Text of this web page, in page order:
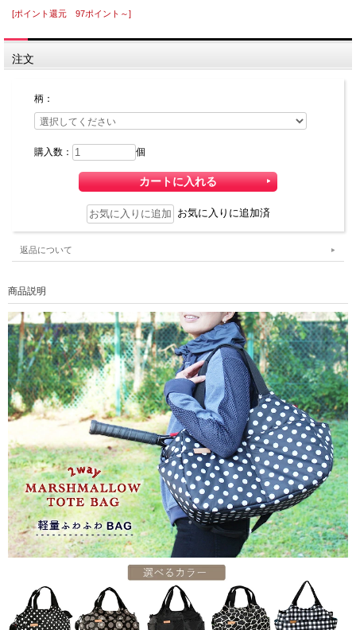
[ポイント還元 97ポイント～]
注文
柄：
購入数： 個
お気に入りに追加済
返品について
商品説明